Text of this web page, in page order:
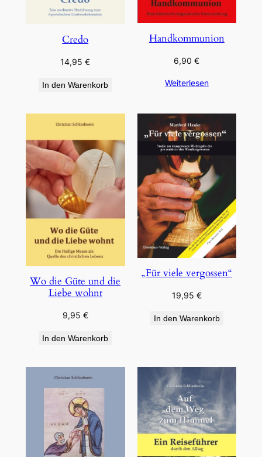
Credo
14,95€
In den Warenkorb
Handkommunion
6,90€
Weiterlesen
Wo die Güte und die
Liebe wohnt
9,95 €
In den Warenkorb
„Für viele vergossen“
19,95 €
In den Warenkorb